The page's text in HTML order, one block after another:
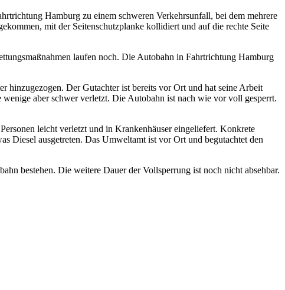
Hamburg zu einem schweren Verkehrsunfall, bei dem mehrere
mit der Seitenschutzplanke kollidiert und auf die rechte Seite
laufen noch. Die Autobahn in Fahrtrichtung Hamburg
hinzugezogen. Der Gutachter ist bereits vor Ort und hat seine Arbeit
aber schwer verletzt. Die Autobahn ist nach wie vor voll gesperrt.
leicht verletzt und in Krankenhäuser eingeliefert. Konkrete
Diesel ausgetreten. Das Umweltamt ist vor Ort und begutachtet den
bestehen. Die weitere Dauer der Vollsperrung ist noch nicht absehbar.